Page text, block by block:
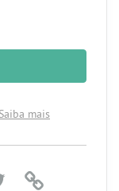
Saiba mais